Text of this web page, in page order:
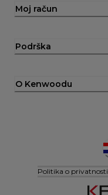
Moj račun
Podrška
O Kenwoodu
Politika o privatnosti